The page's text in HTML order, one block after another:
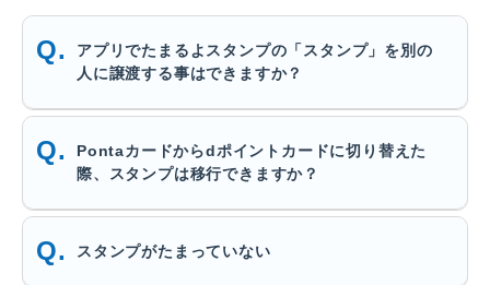
アプリでたまるよスタンプの「スタンプ」を別の
人に譲渡する事はできますか？
Pontaカードからdポイントカードに切り替えた
際、スタンプは移行できますか？
スタンプがたまっていない